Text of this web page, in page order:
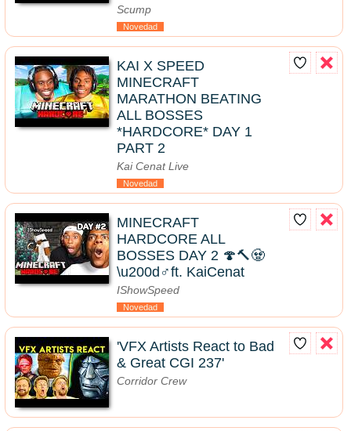
Scump
Novedad
KAI X SPEED
MINECRAFT
MARATHON BEATING
ALL BOSSES
*HARDCORE* DAY 1
PART 2
Kai Cenat Live
Novedad
MINECRAFT
HARDCORE ALL
BOSSES DAY 2 🍄🔨🧟
\u200d♂️ft. KaiCenat
IShowSpeed
Novedad
'VFX Artists React to Bad
& Great CGI 237'
Corridor Crew